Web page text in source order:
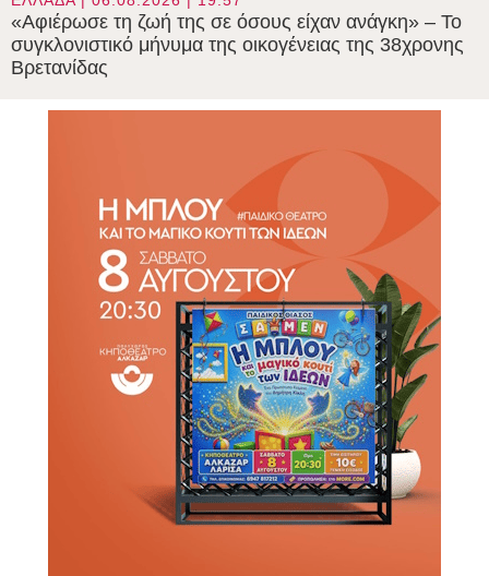
«Αφιέρωσε τη ζωή της σε όσους είχαν ανάγκη» – Το
συγκλονιστικό μήνυμα της οικογένειας της 38χρονης
Βρετανίδας